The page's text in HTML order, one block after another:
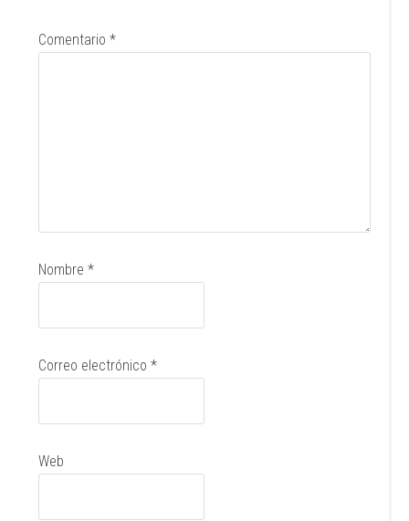
Comentario*
Nombre*
Correo electrónico*
Web